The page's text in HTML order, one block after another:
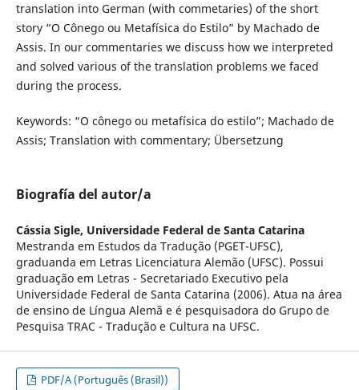
translation into German (with commetaries) of the short
story “O Cônego ou Metafísica do Estilo” by Machado de
Assis. In our commentaries we discuss how we interpreted
and solved various of the translation problems we faced
during the process.
Keywords: “O cônego ou metafísica do estilo”; Machado de
Assis; Translation with commentary; Übersetzung
Biografía del autor/a
Cássia Sigle, Universidade Federal de Santa Catarina
Mestranda em Estudos da Tradução (PGET-UFSC),
graduanda em Letras Licenciatura Alemão (UFSC). Possui
graduação em Letras - Secretariado Executivo pela
Universidade Federal de Santa Catarina (2006). Atua na área
de ensino de Língua Alemã e é pesquisadora do Grupo de
Pesquisa TRAC - Tradução e Cultura na UFSC.
PDF/A (Português (Brasil))